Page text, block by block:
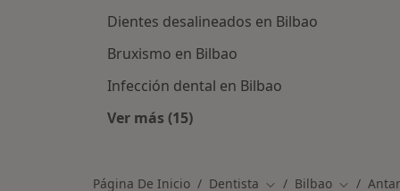
Dientes desalineados en Bilbao
Bruxismo en Bilbao
Infección dental en Bilbao
Ver más (15)
Página De Inicio Dentista Cambiar de ciudad
Bilbao Cambiar